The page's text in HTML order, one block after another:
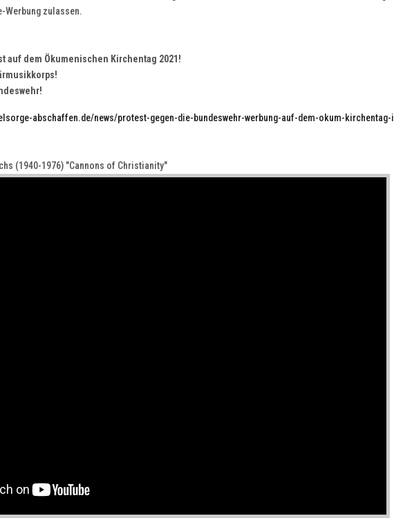
Werbung zulassen.
dem Ökumenischen Kirchentag 2021!
abschaffen.de/news/protest-gegen-die-bundeswehr-werbung-auf-dem-okum-kirchentag-
(1940-1976) "Cannons of Christianity"